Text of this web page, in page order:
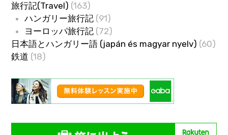
旅行記(Travel) (163)
ハンガリー旅行記(91)
ヨーロッパ旅行記(72)
日本語とハンガリー語 (japán és magyar nyelv) (60)
鉄道 (18)